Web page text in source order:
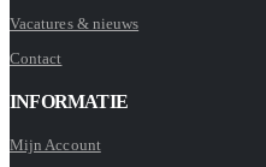
Vacatures & nieuws
Contact
INFORMATIE
Mijn Account